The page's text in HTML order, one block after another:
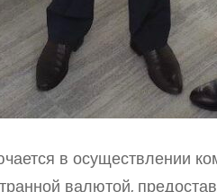
в осуществлении
валютой,